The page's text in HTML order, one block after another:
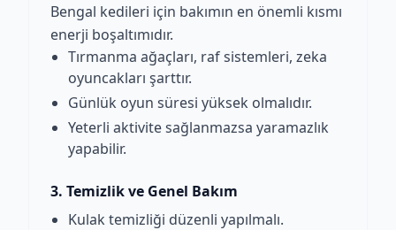
Bengal kedileri için bakımın en önemli kısmı
enerji boşaltımıdır.
Tırmanma ağaçları, raf sistemleri, zeka
oyuncakları şarttır.
Günlük oyun süresi yüksek olmalıdır.
Yeterli aktivite sağlanmazsa yaramazlık
yapabilir.
3. Temizlik ve Genel Bakım
Kulak temizliği düzenli yapılmalı.